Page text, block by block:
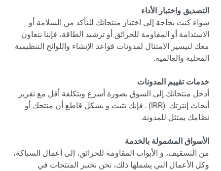
التصديق واختبار الأداء
سواء كنت بحاجة إلى اختبار منتجاتك للتأكد من السلامة أو
الاستدامة أو المقاومة للحرائق أو ترشيد الطاقة، فإننا نتعاون
معك لتيسير الامتثال لمدونات قواعد الإنشاء واللوائح التنظيمية
المحلية والعالمية.
خدمات تقييم المدونات
أدخل منتجاتك إلى السوق بصورة أسرع وبتكلفة أقل مع تقرير
أبحاث إنترتك (IRR) ‏. فإنك تثبت و بشكل قاطع أن منتجك أو
نظامك يمتثل للمدونة.
الأسواق المشمولة بالخدمة
من التسقيف، و الأبواب المقاومة للحرائق، إلى أعمال السباكة،
وكل الأعمال التي يشملها ذلك، نحن نختبر المنتجات في